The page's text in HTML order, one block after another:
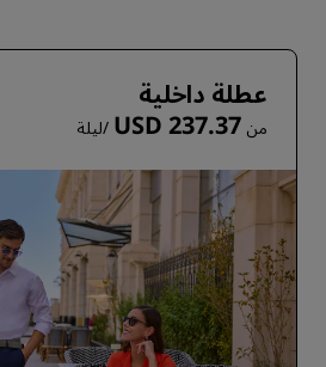
عطلة داخلية
من USD 237.37 /ليلة